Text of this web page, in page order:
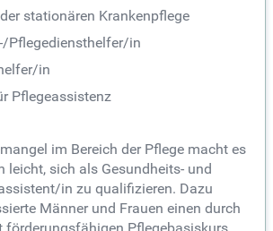
stationären Krankenpflege
Pflegediensthelfer/in
in
Pflegeassistenz
im Bereich der Pflege macht es
leicht, sich als Gesundheits- und
in zu qualifizieren. Dazu
Männer und Frauen einen durch